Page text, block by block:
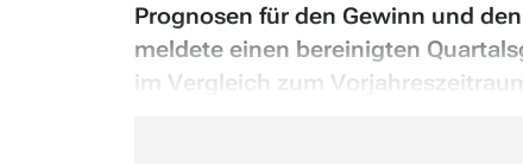
Prognosen für den Gewinn und
meldete einen bereinigten
im Vergleich zum